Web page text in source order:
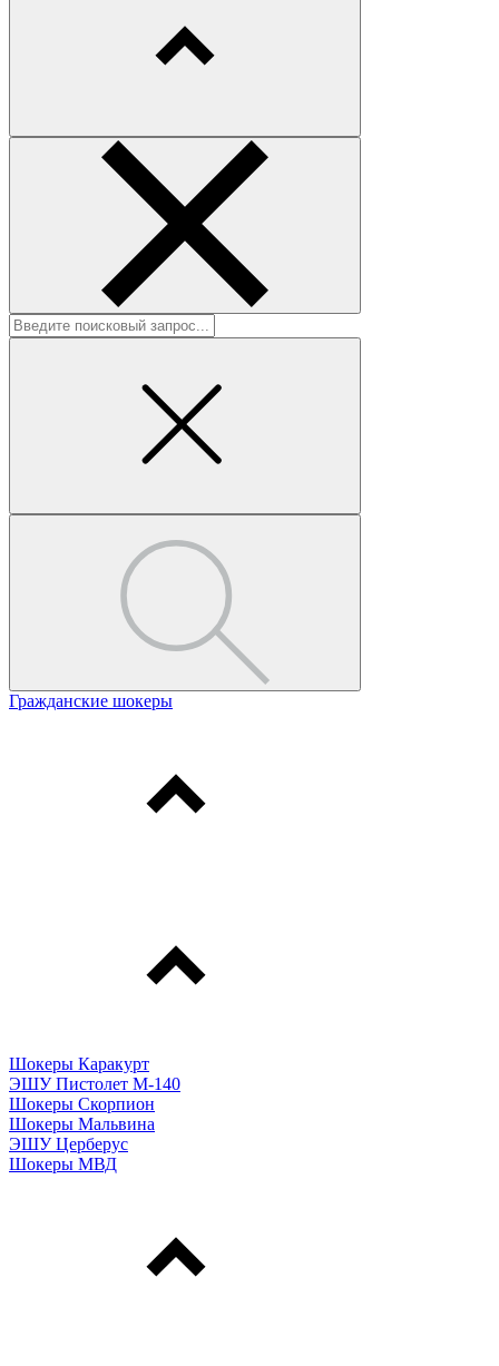
Гражданские шокеры
Шокеры Каракурт
ЭШУ Пистолет М-140
Шокеры Скорпион
Шокеры Мальвина
ЭШУ Церберус
Шокеры МВД